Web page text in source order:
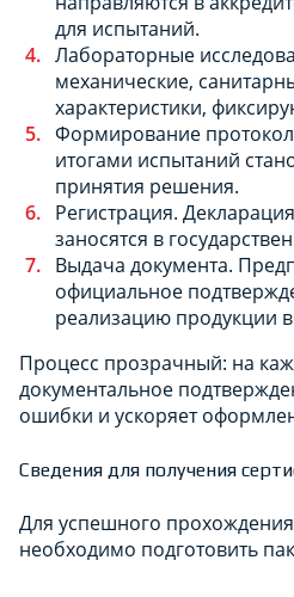
для испытаний.
Лабораторные
механические,
характеристики,
Формирование
итогами испытаний
принятия решения.
Регистрация.
заносятся в
Выдача документа.
официальное
реализацию продукции
Процесс прозрачный: на
документальное
ошибки и ускоряет
Сведения для получения
Для успешного
необходимо подготовить